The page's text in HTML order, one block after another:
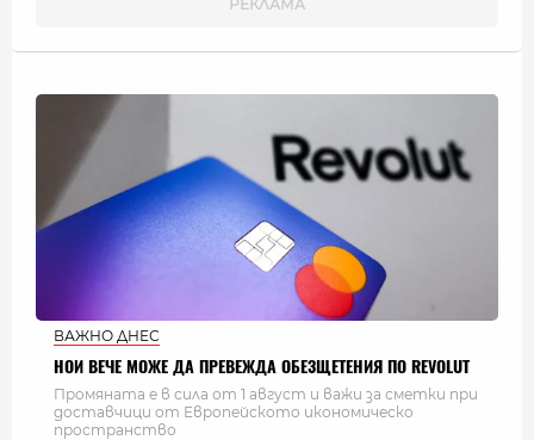
ВАЖНО ДНЕС
НОИ ВЕЧЕ МОЖЕ ДА ПРЕВЕЖДА ОБЕЗЩЕТЕНИЯ ПО REVOLUT
Промяната е в сила от 1 август и важи за сметки при
доставчици от Европейското икономическо
пространство